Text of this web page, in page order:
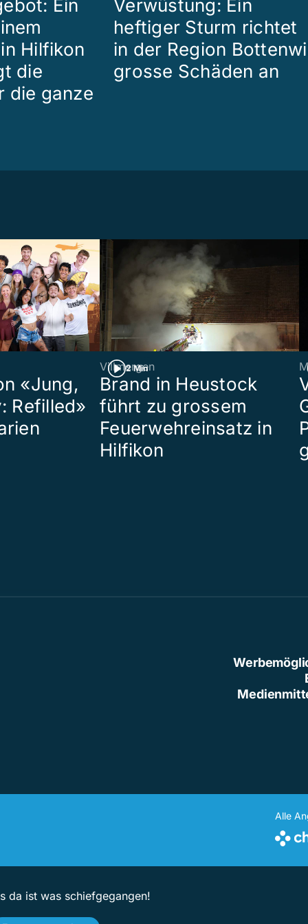
Ein
Hilfikon
die
die ganze
Verwüstung: Ein
heftiger Sturm richtet
in der Region
grosse Schäden an
«Jung,
Refilled»
2 Min
Villmergen
Brand in Heustock
führt zu grossem
Feuerwehreinsatz in
Hilfikon
Alle
da ist was schiefgegangen!